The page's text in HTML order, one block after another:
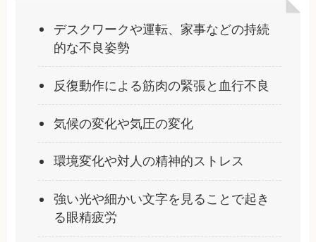
デスクワークや運転、家事などの持続
的な不良姿勢
反復動作による筋肉の緊張と血行不良
気候の変化や気圧の変化
環境変化や対人の精神的ストレス
強い光や細かい文字を見ることで起き
る眼精疲労